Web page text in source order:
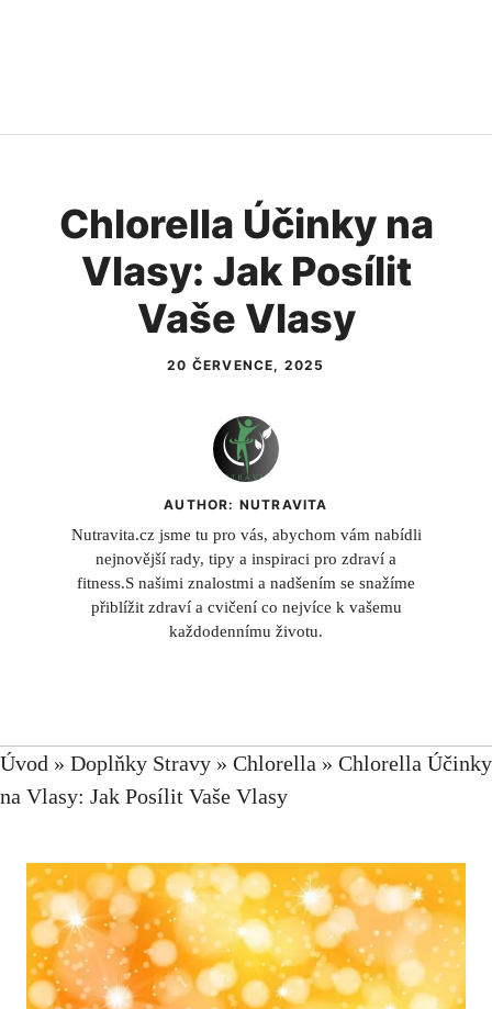
Chlorella Účinky na
Vlasy: Jak Posílit
Vaše Vlasy
20 ČERVENCE, 2025
AUTHOR: NUTRAVITA
Nutravita.cz jsme tu pro vás, abychom vám nabídli
nejnovější rady, tipy a inspiraci pro zdraví a
fitness.S našimi znalostmi a nadšením se snažíme
přiblížit zdraví a cvičení co nejvíce k vašemu
každodennímu životu.
Úvod » Doplňky Stravy » Chlorella » Chlorella Účinky
na Vlasy: Jak Posílit Vaše Vlasy